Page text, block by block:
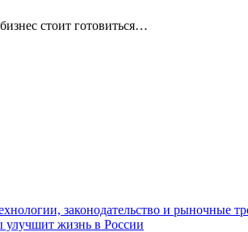
стоит готовиться…
законодательство и рыночные
улучшит жизнь в России